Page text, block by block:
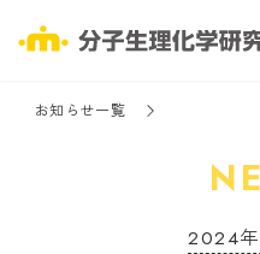
お知らせ一覧
2024